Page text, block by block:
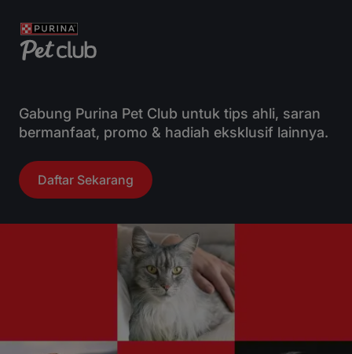
Gabung Purina Pet Club untuk tips ahli, saran
bermanfaat, promo & hadiah eksklusif lainnya.
Daftar Sekarang